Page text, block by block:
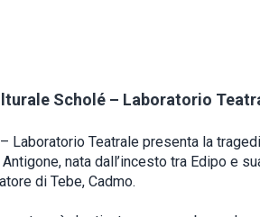
Scholé – Laboratorio
Laboratorio Teatrale presenta la
nata dall’incesto tra Edipo e
di Tebe, Cadmo.